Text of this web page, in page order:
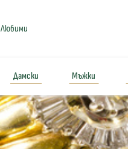
Любими
Дамски Мъжки